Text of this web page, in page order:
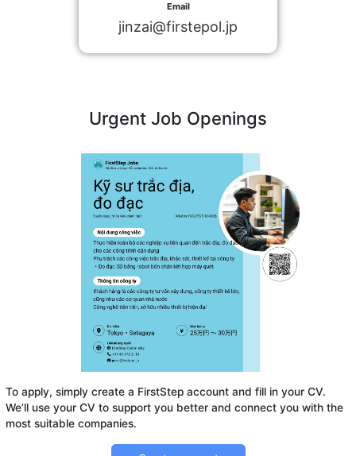
Email
jinzai@firstepol.jp
Urgent Job Openings
To apply, simply create a FirstStep account and fill in your CV.
We’ll use your CV to support you better and connect you with the